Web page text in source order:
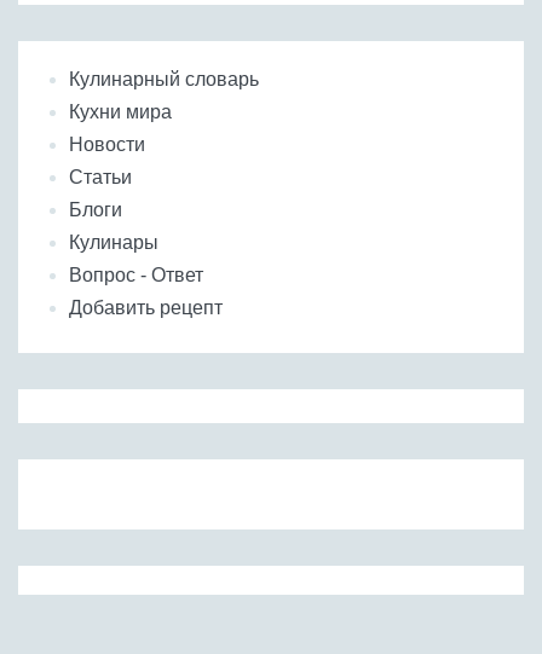
Кулинарный словарь
Кухни мира
Новости
Статьи
Блоги
Кулинары
Вопрос - Ответ
Добавить рецепт